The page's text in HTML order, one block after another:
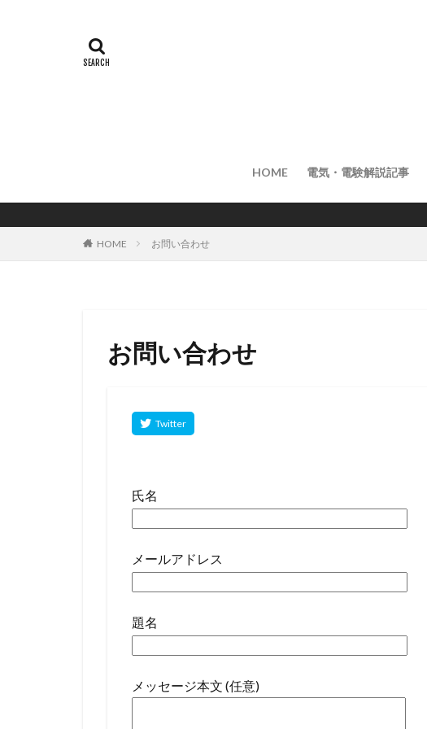
HOME 電気・電験解説記事
HOME お問い合わせ
お問い合わせ
氏名
メールアドレス
題名
メッセージ本文 (任意)